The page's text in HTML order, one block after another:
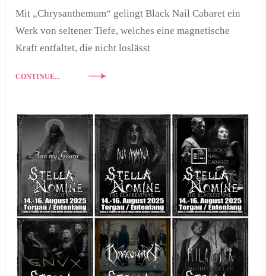
Mit „Chrysanthemum“ gelingt Black Nail Cabaret ein
Werk von seltener Tiefe, welches eine magnetische
Kraft entfaltet, die nicht loslässt
CONTINUE...